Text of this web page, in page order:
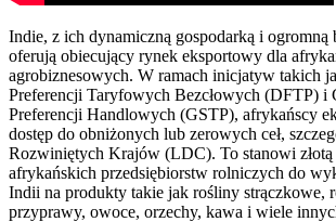
Indie, z ich dynamiczną gospodarką i ogromną
oferują obiecujący rynek eksportowy dla
agrobiznesowych. W ramach inicjatyw takich
Preferencji Taryfowych Bezcłowych (DFTP) i
Preferencji Handlowych (GSTP), afrykańscy
dostęp do obniżonych lub zerowych ceł,
Rozwiniętych Krajów (LDC). To stanowi złotą
afrykańskich przedsiębiorstw rolniczych do
Indii na produkty takie jak rośliny strączkowe,
przyprawy, owoce, orzechy, kawa i wiele